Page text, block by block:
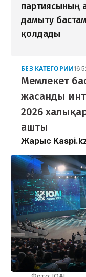
партиясының
дамыту
қолдады
БЕЗ КАТЕГОРИИ
Мемлекет
жасанды
2026
ашты
Жарыс